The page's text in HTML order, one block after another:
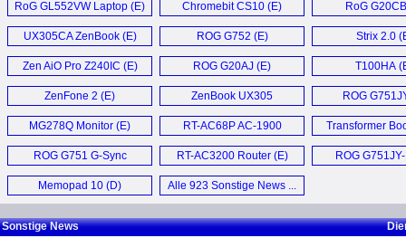
RoG GL552VW Laptop (E) Chromebit CS10 (E) RoG
UX305CA ZenBook (E) ROG G752 (E) Strix 2.0
Zen AiO Pro Z240IC (E) ROG G20AJ (E) T100HA
ZenFone 2 (E)
ZenBook UX305
Ultrabook (E)
ROG
MG278Q Monitor (E)
RT-AC68P AC-1900
Router (E)
Transformer
Chi (E)
ROG G751 G-Sync
Laptop (E)
RT-AC3200 Router (E)
ROG
Memopad 10 (D)
Alle 923 Sonstige News ...
Sonstige News